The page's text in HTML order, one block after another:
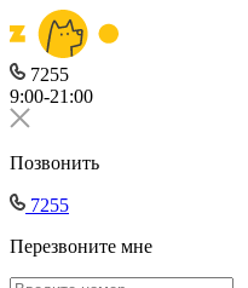
7255
9:00-21:00
Позвонить
7255
Перезвоните мне